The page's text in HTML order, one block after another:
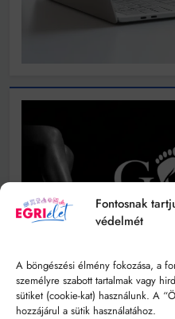
Fontosnak
védelmét
A böngészési élmény fokozása, a
személyre szabott tartalmak vagy
sütiket (cookie-kat) használunk. A
hozzájárul a sütik használatához.